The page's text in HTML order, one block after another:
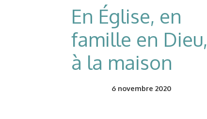
En Église, en
famille en Dieu,
à la maison
6 novembre 2020